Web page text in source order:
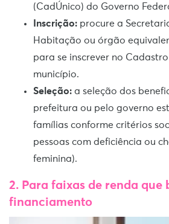
(CadÚnico) do Governo
Inscrição: procure a
Habitação ou órgão
para se inscrever no
município.
Seleção: a seleção dos
prefeitura ou pelo governo
famílias conforme critérios
pessoas com deficiência ou
feminina).
2. Para faixas de renda que
financiamento